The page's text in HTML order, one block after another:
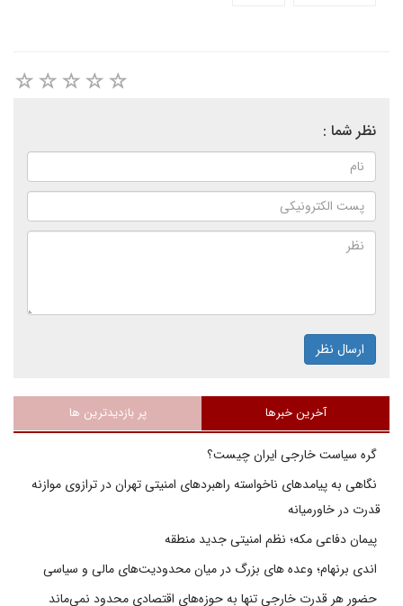
نظر شما :
ارسال نظر
آخرین خبرها پر بازدیدترین ها
گره سیاست خارجی ایران چیست؟
نگاهی به پیامدهای ناخواسته راهبردهای امنیتی تهران در ترازوی موازنه
قدرت در خاورمیانه
پیمان دفاعی مکه؛ نظم امنیتی جدید منطقه
اندی برنهام؛ وعده های بزرگ در میان محدودیت‌های مالی و سیاسی
حضور هر قدرت خارجی تنها به حوزه‌های اقتصادی محدود نمی‌ماند